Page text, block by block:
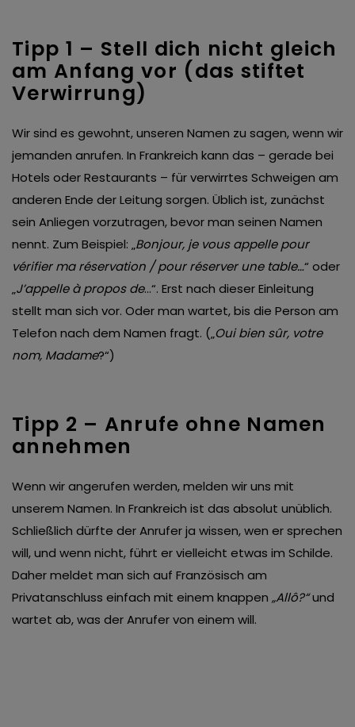
Tipp 1 – Stell dich nicht gleich
am Anfang vor (das stiftet
Verwirrung)
Wir sind es gewohnt, unseren Namen zu sagen, wenn wir
jemanden anrufen. In Frankreich kann das ­– gerade bei
Hotels oder Restaurants – für verwirrtes Schweigen am
anderen Ende der Leitung sorgen. Üblich ist, zunächst
sein Anliegen vorzutragen, bevor man seinen Namen
nennt. Zum Beispiel: „Bonjour, je vous appelle pour
vérifier ma réservation / pour réserver une table…“ oder
„J’appelle à propos de…“. Erst nach dieser Einleitung
stellt man sich vor. Oder man wartet, bis die Person am
Telefon nach dem Namen fragt. („Oui bien sûr, votre
nom, Madame?“)
Tipp 2 – Anrufe ohne Namen
annehmen
Wenn wir angerufen werden, melden wir uns mit
unserem Namen. In Frankreich ist das absolut unüblich.
Schließlich dürfte der Anrufer ja wissen, wen er sprechen
will, und wenn nicht, führt er vielleicht etwas im Schilde.
Daher meldet man sich auf Französisch am
Privatanschluss einfach mit einem knappen „Allô?“und
wartet ab, was der Anrufer von einem will.